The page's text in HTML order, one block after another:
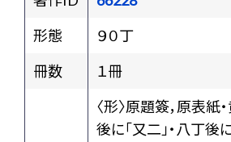
形態
９０丁
冊数
１冊
〈形〉原題簽，原表紙
後に「又二」・八丁後